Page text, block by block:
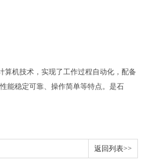
算机技术，实现了工作过程自动化，配备
能稳定可靠、操作简单等特点。是石
返回列表>>